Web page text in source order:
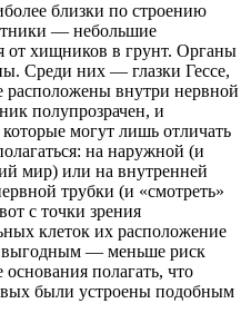
близки по строению
— небольшие
от хищников в грунт. Органы
Среди них — глазки Гессе,
расположены внутри нервной
полупрозрачен, и
могут лишь отличать
на наружной (и
мир) или на внутренней
трубки (и «смотреть»
с точки зрения
клеток их расположение
выгодным — меньше риск
полагать, что
были устроены подобным